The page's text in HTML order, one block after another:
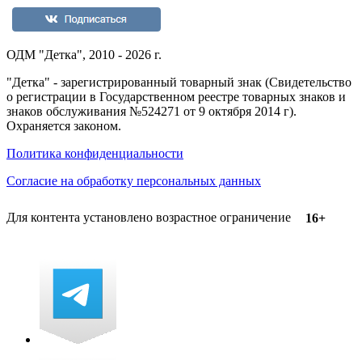
ОДМ "Детка", 2010 - 2026 г.
"Детка" - зарегистрированный товарный знак (Свидетельство
о регистрации в Государственном реестре товарных знаков и
знаков обслуживания №524271 от 9 октября 2014 г).
Охраняется законом.
Политика конфиденциальности
Согласие на обработку персональных данных
Для контента установлено возрастное ограничение 16+